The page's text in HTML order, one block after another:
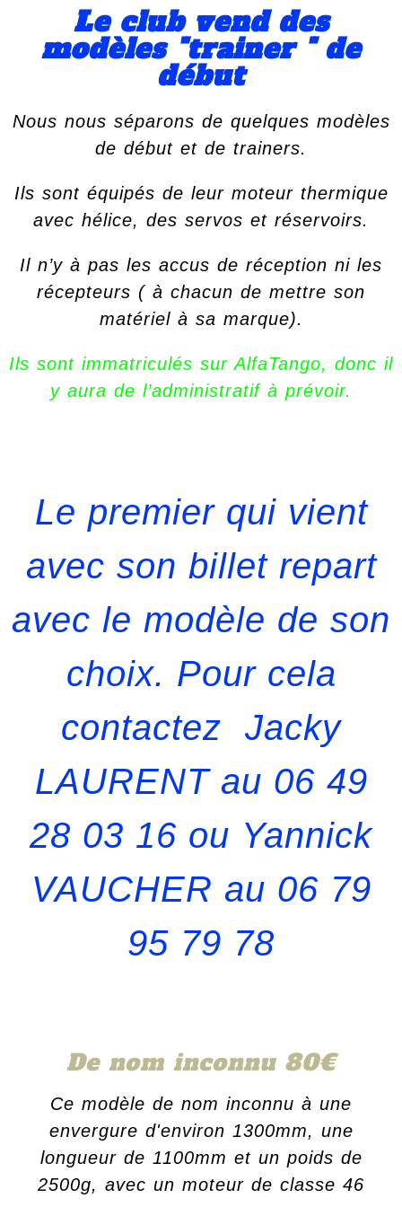
Le club vend des
modèles "trainer " de
début
Nous nous séparons de quelques modèles
de début et de trainers.
Ils sont équipés de leur moteur thermique
avec hélice, des servos et réservoirs.
Il n’y à pas les accus de réception ni les
récepteurs ( à chacun de mettre son
matériel à sa marque).
Ils sont immatriculés sur AlfaTango, donc il
y aura de l’administratif à prévoir.
Le premier qui vient
avec son billet repart
avec le modèle de son
choix. Pour cela
contactez Jacky
LAURENT au 06 49
28 03 16 ou Yannick
VAUCHER au 06 79
95 79 78
De nom inconnu 80€
Ce modèle de nom inconnu à une
envergure d'environ 1300mm, une
longueur de 1100mm et un poids de
2500g, avec un moteur de classe 46